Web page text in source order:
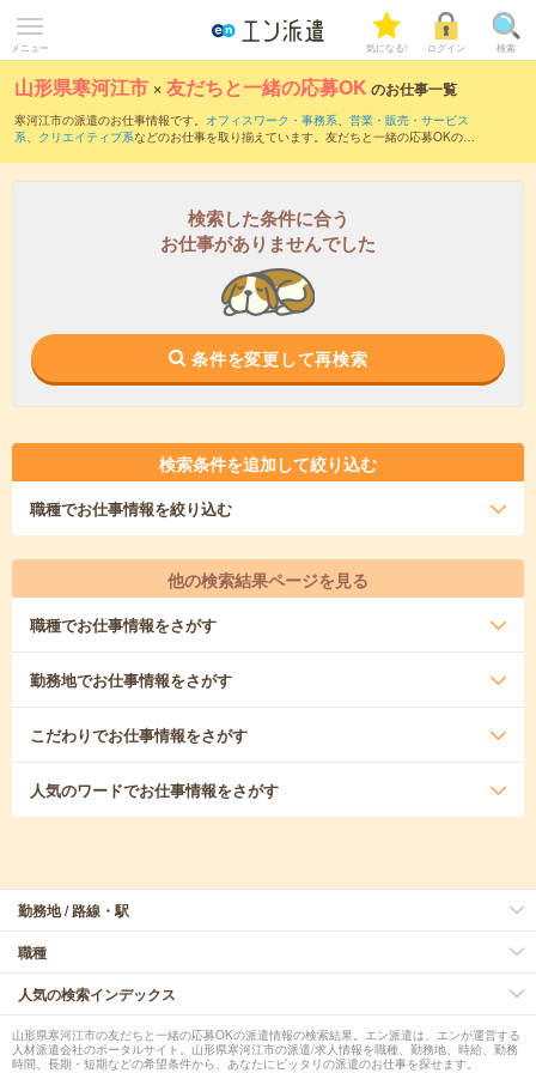
メニュー 気になる! ログイン 検索
山形県寒河江市 ×友だちと一緒の応募OK のお仕事一覧
寒河江市の派遣のお仕事情報です。 オフィスワーク・事務系、 営業・販売・サービス
系、 クリエイティブ系などのお仕事を取り揃えています。友だちと一緒の応募OKの条
検索した条件に合う
お仕事がありませんでした
条件を変更して再検索
検索条件を追加して絞り込む
職種でお仕事情報を絞り込む
他の検索結果ページを見る
職種でお仕事情報をさがす
勤務地でお仕事情報をさがす
こだわりでお仕事情報をさがす
人気のワードでお仕事情報をさがす
勤務地 / 路線・駅
職種
人気の検索インデックス
山形県寒河江市の友だちと一緒の応募OKの派遣情報の検索結果。エン派遣は、エンが運営する
人材派遣会社のポータルサイト。山形県寒河江市の派遣/求人情報を職種、勤務地、時給、勤務
時間、長期・短期などの希望条件から、あなたにピッタリの派遣のお仕事を探せます。